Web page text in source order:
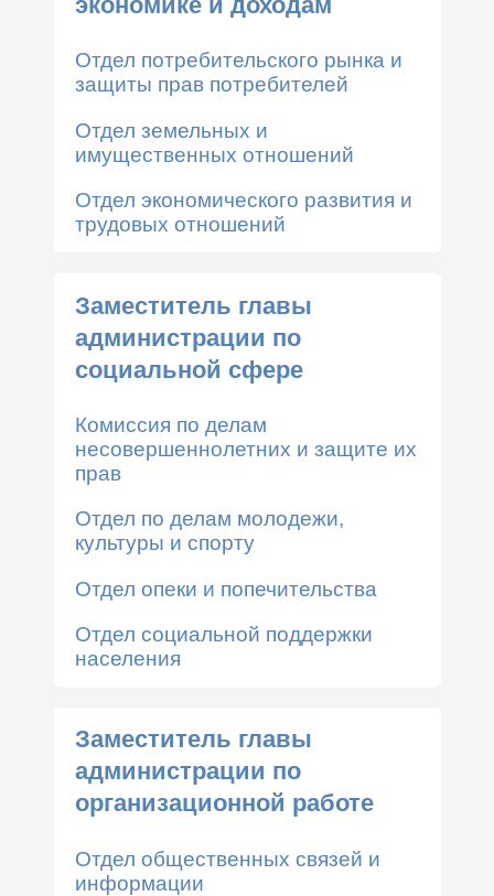
Отдел потребительского рынка и
защиты прав потребителей
Отдел земельных и
имущественных отношений
Отдел экономического развития и
трудовых отношений
Заместитель главы
администрации по
социальной сфере
Комиссия по делам
несовершеннолетних и защите их
прав
Отдел по делам молодежи,
культуры и спорту
Отдел опеки и попечительства
Отдел социальной поддержки
населения
Заместитель главы
администрации по
организационной работе
Отдел общественных связей и
информации